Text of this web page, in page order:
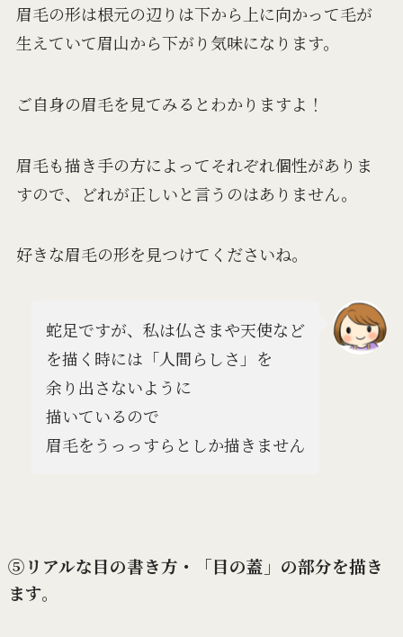
眉毛の形は根元の辺りは下から上に向かって毛が
生えていて眉山から下がり気味になります。
ご自身の眉毛を見てみるとわかりますよ！
眉毛も描き手の方によってそれぞれ個性がありま
すので、どれが正しいと言うのはありません。
好きな眉毛の形を見つけてくださいね。
蛇足ですが、私は仏さまや天使など
を描く時には「人間らしさ」を
余り出さないように
描いているので
眉毛をうっっすらとしか描きません
⑤リアルな目の書き方・「目の蓋」の部分を描き
ます。